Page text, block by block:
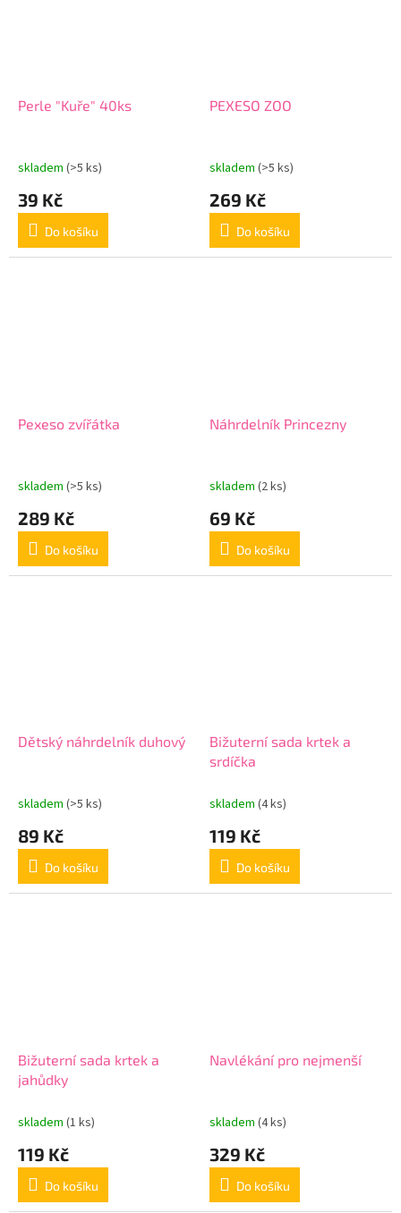
Perle "Kuře" 40ks
skladem (>5 ks)
39 Kč
Do košíku
PEXESO ZOO
skladem (>5 ks)
269 Kč
Do košíku
Pexeso zvířátka
skladem (>5 ks)
289 Kč
Do košíku
Náhrdelník Princezny
skladem (2 ks)
69 Kč
Do košíku
Dětský náhrdelník duhový
skladem (>5 ks)
89 Kč
Do košíku
Bižuterní sada krtek a
srdíčka
skladem (4 ks)
119 Kč
Do košíku
Bižuterní sada krtek a
jahůdky
skladem (1 ks)
119 Kč
Do košíku
Navlékání pro nejmenší
skladem (4 ks)
329 Kč
Do košíku